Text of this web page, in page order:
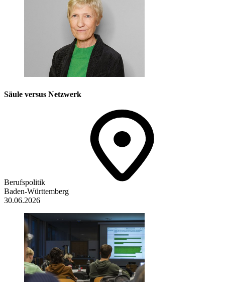
Säule versus Netzwerk
Berufspolitik
Baden-Württemberg
30.06.2026